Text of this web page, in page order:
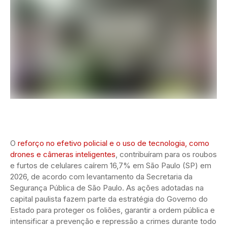
O reforço no efetivo policial e o uso de tecnologia, como
drones e câmeras inteligentes, contribuíram para os roubos
e furtos de celulares caírem 16,7% em São Paulo (SP) em
2026, de acordo com levantamento da Secretaria da
Segurança Pública de São Paulo. As ações adotadas na
capital paulista fazem parte da estratégia do Governo do
Estado para proteger os foliões, garantir a ordem pública e
intensificar a prevenção e repressão a crimes durante todo